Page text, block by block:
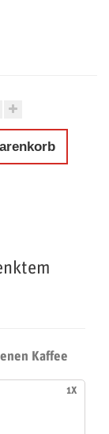
Kaffee
1X